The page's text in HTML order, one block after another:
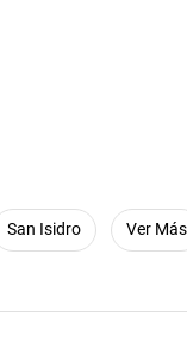
San Isidro Ver Más